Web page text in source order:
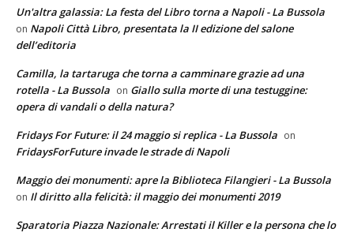
Un'altra galassia: La festa del Libro torna a Napoli - La Bussola
on Napoli Città Libro, presentata la II edizione del salone
dell’editoria
Camilla, la tartaruga che torna a camminare grazie ad una
rotella - La Bussola on Giallo sulla morte di una testuggine:
opera di vandali o della natura?
Fridays For Future: il 24 maggio si replica - La Bussola on
FridaysForFuture invade le strade di Napoli
Maggio dei monumenti: apre la Biblioteca Filangieri - La Bussola
on Il diritto alla felicità: il maggio dei monumenti 2019
Sparatoria Piazza Nazionale: Arrestati il Killer e la persona che lo